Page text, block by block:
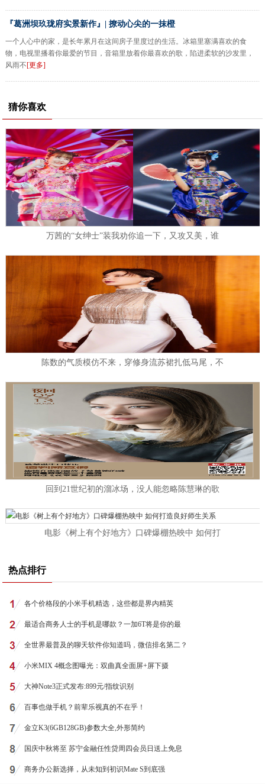
『葛洲坝玖珑府实景新作』| 撩动心尖的一抹橙
一个人心中的家，是长年累月在这间房子里度过的生活。冰箱里塞满喜欢的食
物，电视里播着你最爱的节目，音箱里放着你最喜欢的歌，陷进柔软的沙发里，
风雨不[更多]
猜你喜欢
万茜的“女绅士”装我劝你追一下，又攻又美，谁
陈数的气质模仿不来，穿修身流苏裙扎低马尾，不
回到21世纪初的溜冰场，没人能忽略陈慧琳的歌
电影《树上有个好地方》口碑爆棚热映中 如何打
热点排行
各个价格段的小米手机精选，这些都是界内精英
最适合商务人士的手机是哪款？一加6T将是你的最
全世界最普及的聊天软件你知道吗，微信排名第二？
小米MIX 4概念图曝光：双曲真全面屏+屏下摄
大神Note3正式发布:899元/指纹识别
百事也做手机？前辈乐视真的不在乎！
金立K3(6GB128GB)参数大全,外形简约
国庆中秋将至 苏宁金融任性贷周四会员日送上免息
商务办公新选择，从未知到初识Mate S到底强